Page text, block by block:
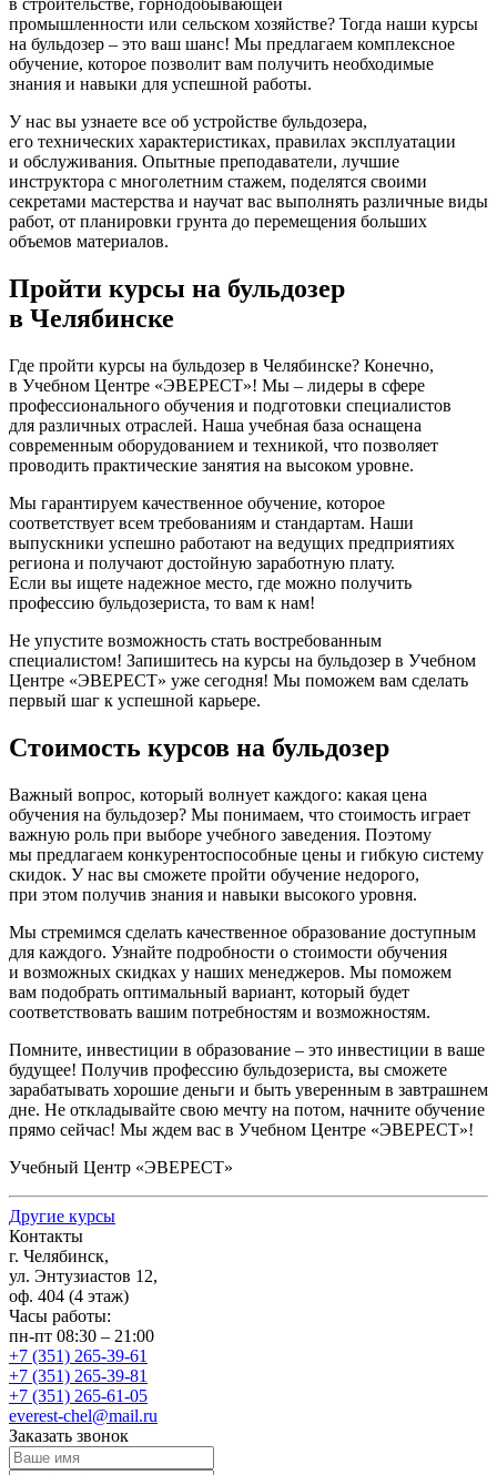
промышленности или сельском хозяйстве? Тогда наши курсы
на бульдозер – это ваш шанс! Мы предлагаем комплексное
обучение, которое позволит вам получить необходимые
знания и навыки для успешной работы.
У нас вы узнаете все об устройстве бульдозера,
его технических характеристиках, правилах эксплуатации
и обслуживания. Опытные преподаватели, лучшие
инструктора с многолетним стажем, поделятся своими
секретами мастерства и научат вас выполнять различные виды
работ, от планировки грунта до перемещения больших
объемов материалов.
Пройти курсы на бульдозер
в Челябинске
Где пройти курсы на бульдозер в Челябинске? Конечно,
в Учебном Центре «ЭВЕРЕСТ»! Мы – лидеры в сфере
профессионального обучения и подготовки специалистов
для различных отраслей. Наша учебная база оснащена
современным оборудованием и техникой, что позволяет
проводить практические занятия на высоком уровне.
Мы гарантируем качественное обучение, которое
соответствует всем требованиям и стандартам. Наши
выпускники успешно работают на ведущих предприятиях
региона и получают достойную заработную плату.
Если вы ищете надежное место, где можно получить
профессию бульдозериста, то вам к нам!
Не упустите возможность стать востребованным
специалистом! Запишитесь на курсы на бульдозер в Учебном
Центре «ЭВЕРЕСТ» уже сегодня! Мы поможем вам сделать
первый шаг к успешной карьере.
Стоимость курсов на бульдозер
Важный вопрос, который волнует каждого: какая цена
обучения на бульдозер? Мы понимаем, что стоимость играет
важную роль при выборе учебного заведения. Поэтому
мы предлагаем конкурентоспособные цены и гибкую систему
скидок. У нас вы сможете пройти обучение недорого,
при этом получив знания и навыки высокого уровня.
Мы стремимся сделать качественное образование доступным
для каждого. Узнайте подробности о стоимости обучения
и возможных скидках у наших менеджеров. Мы поможем
вам подобрать оптимальный вариант, который будет
соответствовать вашим потребностям и возможностям.
Помните, инвестиции в образование – это инвестиции в ваше
будущее! Получив профессию бульдозериста, вы сможете
зарабатывать хорошие деньги и быть уверенным в завтрашнем
дне. Не откладывайте свою мечту на потом, начните обучение
прямо сейчас! Мы ждем вас в Учебном Центре «ЭВЕРЕСТ»!
Учебный Центр «ЭВЕРЕСТ»
Другие курсы
Контакты
г. Челябинск,
ул. Энтузиастов 12,
оф. 404 (4 этаж)
Часы работы:
пн-пт 08:30 – 21:00
+7 (351) 265-39-61
+7 (351) 265-39-81
+7 (351) 265-61-05
everest-chel@mail.ru
Заказать звонок